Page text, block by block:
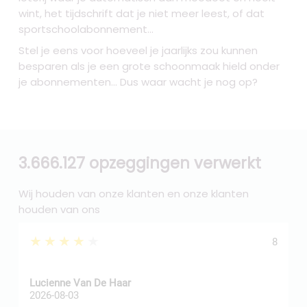
wint, het tijdschrift dat je niet meer leest, of dat
sportschoolabonnement...
Stel je eens voor hoeveel je jaarlijks zou kunnen
besparen als je een grote schoonmaak hield onder
je abonnementen... Dus waar wacht je nog op?
3.666.127 opzeggingen verwerkt
Wij houden van onze klanten en onze klanten
houden van ons
★★★★★ 8
Lucienne Van De Haar
2026-08-03